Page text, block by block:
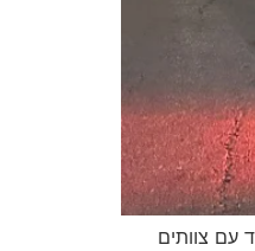
שרון, יחד עם צוותים